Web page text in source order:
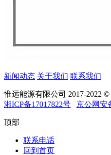
新闻动态 关于我们 联系我们
惟远能源有限公司 2017-2022 ©
湘ICP备17017822号
京公网安
顶部
联系电话
回到首页